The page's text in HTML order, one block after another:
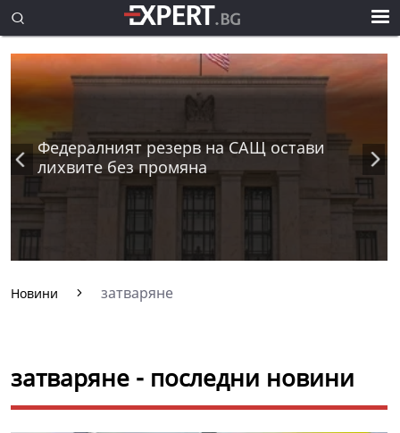
Федералният резерв на САЩ остави
лихвите без промяна
Новини затваряне
затваряне - последни новини